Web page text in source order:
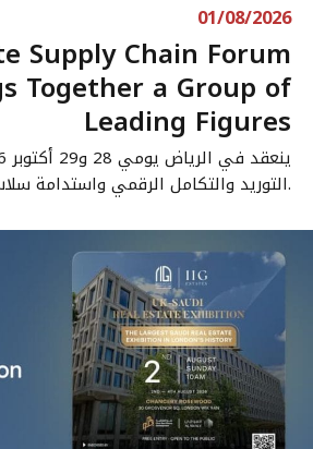
01/08/2026
Supply Chain Forum
Together a Group of
Leading Figures
التوريد والتكامل الرقمي واستدامة سلاسل الإمداد العقارية.